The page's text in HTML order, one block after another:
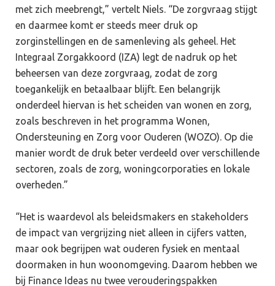
met zich meebrengt,” vertelt Niels. “De zorgvraag stijgt
en daarmee komt er steeds meer druk op
zorginstellingen en de samenleving als geheel. Het
Integraal Zorgakkoord (IZA) legt de nadruk op het
beheersen van deze zorgvraag, zodat de zorg
toegankelijk en betaalbaar blijft. Een belangrijk
onderdeel hiervan is het scheiden van wonen en zorg,
zoals beschreven in het programma Wonen,
Ondersteuning en Zorg voor Ouderen (WOZO). Op die
manier wordt de druk beter verdeeld over verschillende
sectoren, zoals de zorg, woningcorporaties en lokale
overheden.”
“Het is waardevol als beleidsmakers en stakeholders
de impact van vergrijzing niet alleen in cijfers vatten,
maar ook begrijpen wat ouderen fysiek en mentaal
doormaken in hun woonomgeving. Daarom hebben we
bij Finance Ideas nu twee verouderingspakken